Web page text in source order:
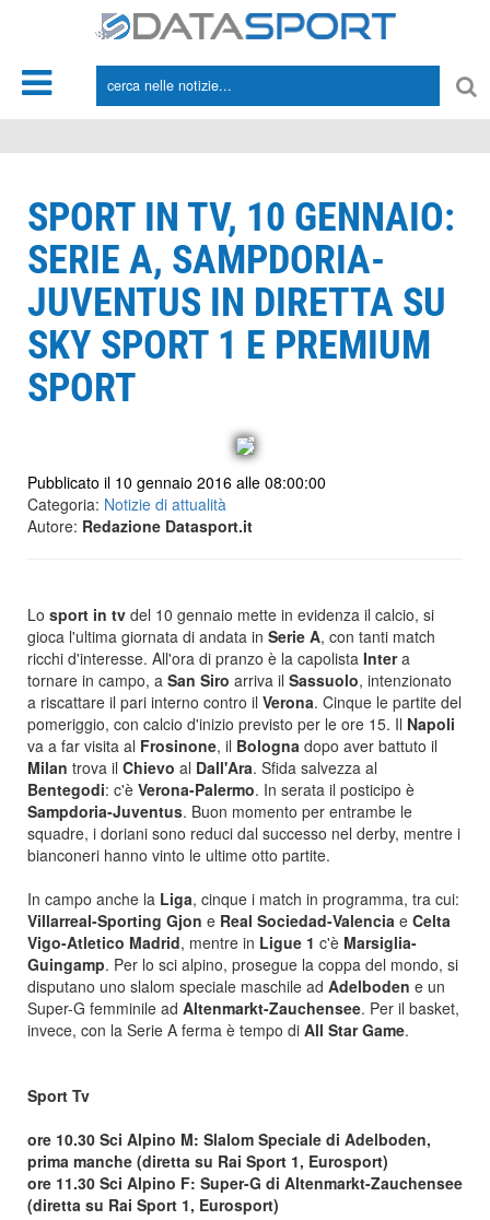
SPORT IN TV, 10 GENNAIO:
SERIE A, SAMPDORIA-
JUVENTUS IN DIRETTA SU
SKY SPORT 1 E PREMIUM
SPORT
Pubblicato il 10 gennaio 2016 alle 08:00:00
Categoria: Notizie di attualità
Autore: Redazione Datasport.it
Lo sport in tv del 10 gennaio mette in evidenza il calcio, si
gioca l'ultima giornata di andata in Serie A, con tanti match
ricchi d'interesse. All'ora di pranzo è la capolista Intera
tornare in campo, a San Siro arriva il Sassuolo, intenzionato
a riscattare il pari interno contro il Verona. Cinque le partite del
pomeriggio, con calcio d'inizio previsto per le ore 15. Il Napoli
va a far visita al Frosinone, il Bologna dopo aver battuto il
Milan trova il Chievo al Dall'Ara. Sfida salvezza al
Bentegodi: c'è Verona-Palermo. In serata il posticipo è
Sampdoria-Juventus. Buon momento per entrambe le
squadre, i doriani sono reduci dal successo nel derby, mentre i
bianconeri hanno vinto le ultime otto partite.
In campo anche la Liga, cinque i match in programma, tra cui:
Villarreal-Sporting Gjon e Real Sociedad-Valencia e Celta
Vigo-Atletico Madrid, mentre in Ligue 1 c'è Marsiglia-
Guingamp. Per lo sci alpino, prosegue la coppa del mondo, si
disputano uno slalom speciale maschile ad Adelboden e un
Super-G femminile ad Altenmarkt-Zauchensee. Per il basket,
invece, con la Serie A ferma è tempo di All Star Game.
Sport Tv
ore 10.30 Sci Alpino M: Slalom Speciale di Adelboden,
prima manche (diretta su Rai Sport 1, Eurosport)
ore 11.30 Sci Alpino F: Super-G di Altenmarkt-Zauchensee
(diretta su Rai Sport 1, Eurosport)